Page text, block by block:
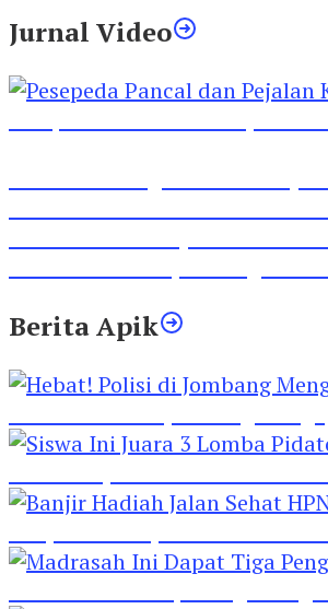
Jurnal Video
Berita Apik